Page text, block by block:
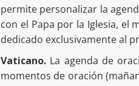
permite personalizar la
con el Papa por la Iglesia, el
dedicado exclusivamente al
Vaticano. La agenda de
momentos de oración